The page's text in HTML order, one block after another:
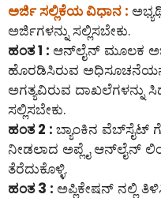
ಅರ್ಜಿ ಸಲ್ಲಿಕೆಯ ವಿಧಾನ :
ಅರ್ಜಿಗಳನ್ನು ಸಲ್ಲಿಸಬೇಕು.
ಹಂತ 1 : ಆನ್‌ಲೈನ್‌ ಮೂಲಕ
ಹೊರಡಿಸಿರುವ
ಅಗತ್ಯವಿರುವ ದಾಖಲೆಗಳನ್ನು
ಸಲ್ಲಿಸಬೇಕು.
ಹಂತ 2 : ಬ್ಯಾಂಕಿನ ವೆಬ್‌ಸೈಟ್
ನೀಡಲಾದ ಅಪ್ಲೈ ಆನ್‌ಲೈನ್‌
ತೆರೆದುಕೊಳ್ಳಿ.
ಹಂತ 3 : ಅಪ್ಲಿಕೇಷನ್ ನಲ್ಲಿ